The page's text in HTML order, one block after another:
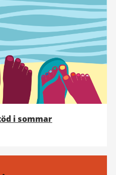
i sommar